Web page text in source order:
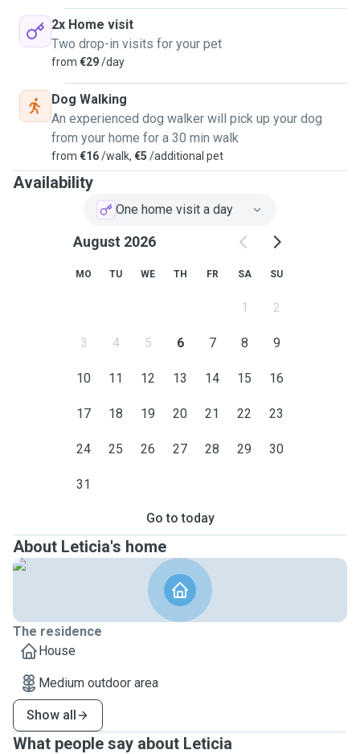
2x Home visit
Two drop-in visits for your pet
from €29/day
Dog Walking
An experienced dog walker will pick up your dog
from your home for a 30 min walk
from €16/walk, €5 /additional pet
Availability
One home visit a day
August 2026
MO TU WE TH FR SA SU
1 2
3 4 5 6 7 8 9
10 11 12 13 14 15 16
17 18 19 20 21 22 23
24 25 26 27 28 29 30
31
Go to today
About Leticia's home
The residence
House
Medium outdoor area
Show all
What people say about Leticia